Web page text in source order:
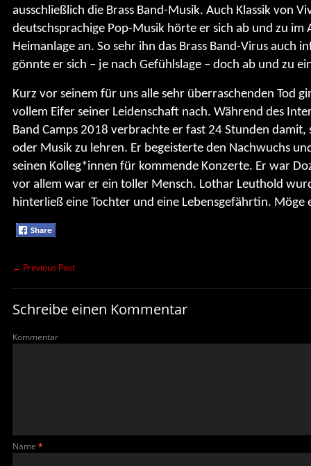
ausschließlich die Brass Band-Musik. Auch Klassik von
deutschsprachige Pop-Musik hörte er sich ab und zu im
Heimanlage an. So sehr ihn das Brass Band-Virus auch
gönnte er sich – je nach Gefühlslage – doch ab und zu
Kurz vor seinem für uns alle sehr überraschenden Tod
vollem Eifer seiner Leidenschaft nach. Während des
Band Camps 2018 verbrachte er fast 24 Stunden damit,
oder Musik zu lehren. Er begeisterte den Nachwuchs
seinen Kolleg*innen für kommende Konzerte. Er war
vor allem war er ein toller Mensch. Lothar Leuthold
hinterließ eine Tochter und eine Lebensgefährtin. Möge
← Previous Post
Schreibe einen Kommentar
Kommentar
Name *